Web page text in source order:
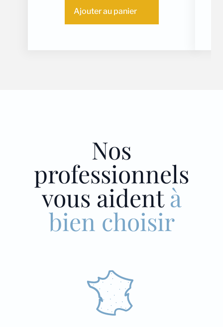
Ajouter au panier
Nos
professionnels
vous aidentà
bien choisir